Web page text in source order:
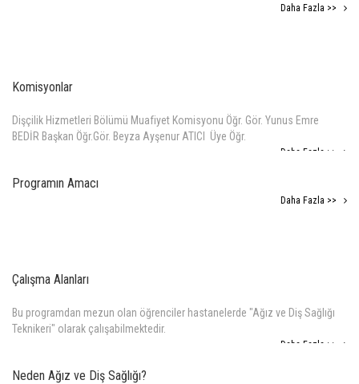
Daha Fazla >>
Komisyonlar
Dişçilik Hizmetleri Bölümü Muafiyet Komisyonu Öğr. Gör. Yunus Emre
BEDİR Başkan Öğr.Gör. Beyza Ayşenur ATICI Üye Öğr.
Daha Fazla >>
Programın Amacı
Daha Fazla >>
Çalışma Alanları
Bu programdan mezun olan öğrenciler hastanelerde "Ağız ve Diş Sağlığı
Teknikeri" olarak çalışabilmektedir.
Daha Fazla >>
Neden Ağız ve Diş Sağlığı?